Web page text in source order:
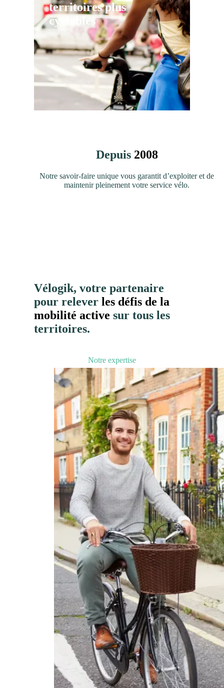
territoires plus
cyclables
Depuis 2008
Notre savoir-faire unique vous garantit d’exploiter et de
maintenir pleinement votre service vélo.
Vélogik, votre partenaire
pour relever les défis de la
mobilité active sur tous les
territoires.
Notre expertise